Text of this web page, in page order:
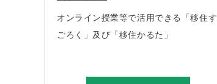
オンライン授業等で活用できる「移住す
ごろく」及び「移住かるた」